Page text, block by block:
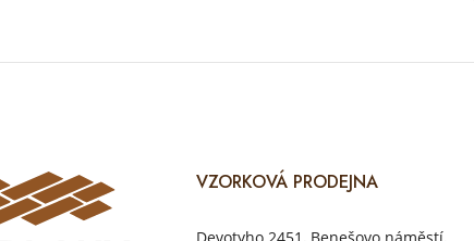
VZORKOVÁ PRODEJNA